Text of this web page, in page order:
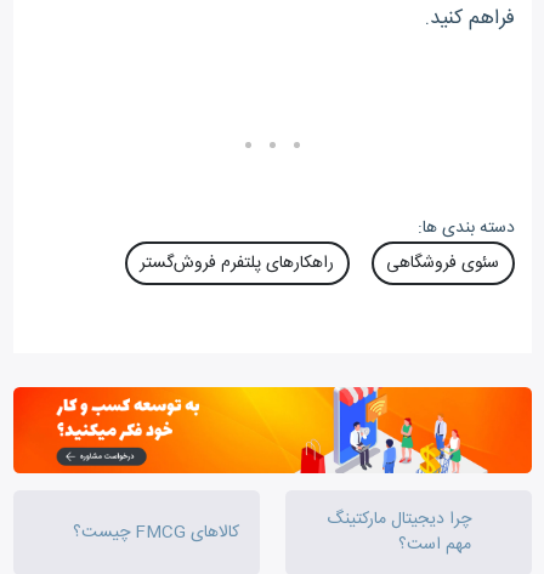
فراهم کنید.
دسته بندی ها:
سئوی فروشگاهی
راهکارهای پلتفرم فروش‌گستر
چرا دیجیتال مارکتینگ
مهم است؟
کالاهای FMCG چیست؟